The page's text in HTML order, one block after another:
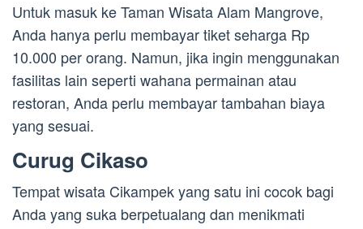
Untuk masuk ke Taman Wisata Alam Mangrove,
Anda hanya perlu membayar tiket seharga Rp
10.000 per orang. Namun, jika ingin menggunakan
fasilitas lain seperti wahana permainan atau
restoran, Anda perlu membayar tambahan biaya
yang sesuai.
Curug Cikaso
Tempat wisata Cikampek yang satu ini cocok bagi
Anda yang suka berpetualang dan menikmati